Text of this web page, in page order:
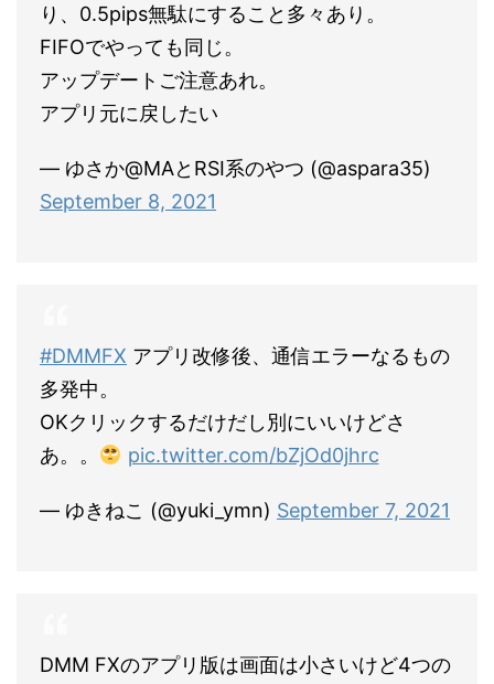
り、0.5pips無駄にすること多々あり。
FIFOでやっても同じ。
アップデートご注意あれ。
アプリ元に戻したい
— ゆさか@MAとRSI系のやつ (@aspara35)
September 8, 2021
#DMMFX アプリ改修後、通信エラーなるもの
多発中。
OKクリックするだけだし別にいいけどさ
あ。。
pic.twitter.com/bZjOd0jhrc
— ゆきねこ (@yuki_ymn) September 7, 2021
DMM FXのアプリ版は画面は小さいけど4つの